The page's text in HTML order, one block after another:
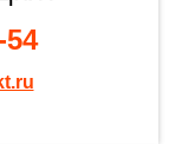
54